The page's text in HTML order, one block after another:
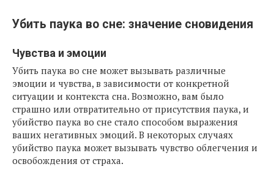
Убить паука во сне: значение сновидения
Чувства и эмоции
Убить паука во сне может вызывать различные
эмоции и чувства, в зависимости от конкретной
ситуации и контекста сна. Возможно, вам было
страшно или отвратительно от присутствия паука, и
убийство паука во сне стало способом выражения
ваших негативных эмоций. В некоторых случаях
убийство паука может вызывать чувство облегчения и
освобождения от страха.